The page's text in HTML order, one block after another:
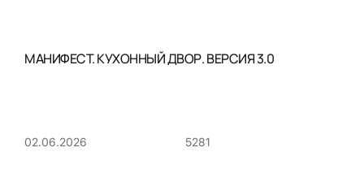
МАНИФЕСТ. КУХОННЫЙ ДВОР. ВЕРСИЯ 3.0
02.06.2026 5281